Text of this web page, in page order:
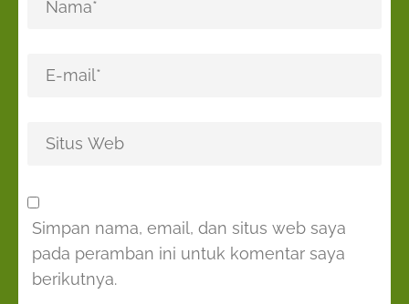
Simpan nama, email, dan situs web saya
pada peramban ini untuk komentar saya
berikutnya.